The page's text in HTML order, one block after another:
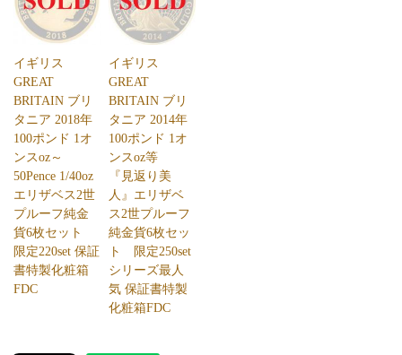
イギリス
GREAT
BRITAIN ブリ
タニア 2018年
100ポンド 1オ
ンスoz～
50Pence 1/40oz
エリザベス2世
プルーフ純金
貨6枚セット
限定220set 保証
書特製化粧箱
FDC
イギリス
GREAT
BRITAIN ブリ
タニア 2014年
100ポンド 1オ
ンスoz等
『見返り美
人』エリザベ
ス2世プルーフ
純金貨6枚セッ
ト 限定250set
シリーズ最人
気 保証書特製
化粧箱FDC